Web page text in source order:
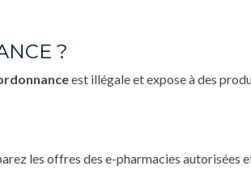
?
est illégale et expose à des
les offres des e-pharmacies autorisées